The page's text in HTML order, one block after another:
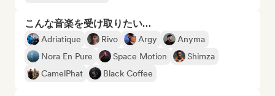
こんな音楽を受け取りたい…
Adriatique Rivo Argy
Anyma
Nora En Pure
Space Motion
Shimza
CamelPhat
Black Coffee